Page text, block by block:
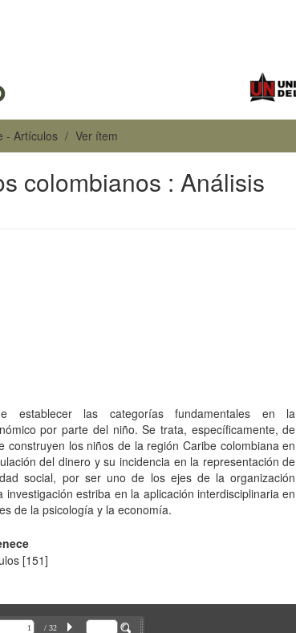
- Artículos Ver ítem
colombianos : Análisis
establecer las categorías fundamentales en la
por parte del niño. Se trata, específicamente, de
construyen los niños de la región Caribe colombiana en
del dinero y su incidencia en la representación de
social, por ser uno de los ejes de la organización
estriba en la aplicación interdisciplinaria en
de la psicología y la economía.
[151]
/ 32